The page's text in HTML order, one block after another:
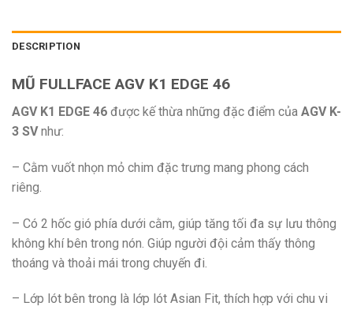
DESCRIPTION
MŨ FULLFACE AGV K1 EDGE 46
AGV K1 EDGE 46 được kế thừa những đặc điểm của AGV K-
3 SVnhư:
– Cằm vuốt nhọn mỏ chim đặc trưng mang phong cách
riêng.
– Có 2 hốc gió phía dưới cằm, giúp tăng tối đa sự lưu thông
không khí bên trong nón. Giúp người đội cảm thấy thông
thoáng và thoải mái trong chuyến đi.
– Lớp lót bên trong là lớp lót Asian Fit, thích hợp với chu vi